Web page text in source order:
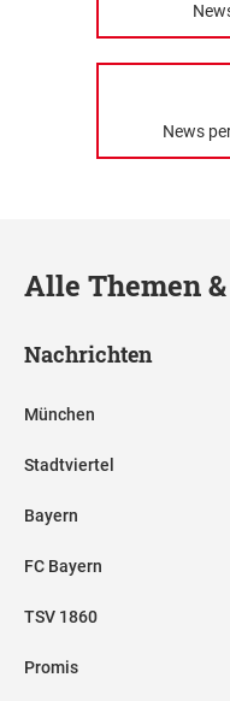
News
Alle Themen
Nachrichten
München
Stadtviertel
Bayern
FC Bayern
TSV 1860
Promis